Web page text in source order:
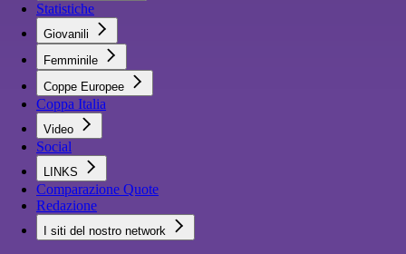
Statistiche
Giovanili
Femminile
Coppe Europee
Coppa Italia
Video
Social
LINKS
Comparazione Quote
Redazione
I siti del nostro network